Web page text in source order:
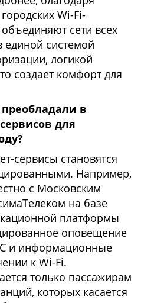
Wi-Fi-
сети всех
единой системой
логикой
создает комфорт для
в
для
сервисы становятся
Например,
с Московским
на базе
платформы
оповещение
и информационные
к Wi-Fi.
только пассажирам
которых касается